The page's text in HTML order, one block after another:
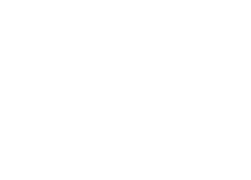
Kennzeichen